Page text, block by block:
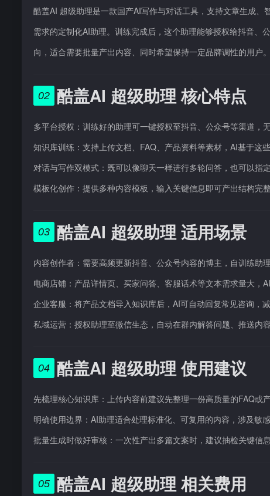
酷盖AI 超级助理是一款国产AI写作与对话工具，支持文章生成
需求的定制化AI助理。训练完成后，这个助理能够授权给抖音、
向，适合需要批量产出内容、同时希望保持一定品牌调性的用户。
02 酷盖AI 超级助理 核心特点
多平台授权：训练好的助理可一键授权至抖音、公众号等渠道，
知识库训练：支持上传文档、FAQ、产品资料等素材，AI基于这
对话与写作双模式：既可以像聊天一样进行多轮问答，也可以指
模板化创作：提供多种内容模板，输入关键信息即可产出结构完
03 酷盖AI 超级助理 适用场景
内容创作者：需要高频更新抖音、公众号内容的博主，自训练助
电商店铺：产品详情页、买家问答、客服话术等文本需求量大，
企业客服：将产品文档导入知识库后，AI可自动回复常见咨询，
私域运营：授权助理至微信生态，自动在群内解答问题、推送内
04 酷盖AI 超级助理 使用建议
先梳理核心知识库：上传内容前建议先整理一份高质量的FAQ或
明确使用边界：AI助理适合处理标准化、可复用的内容，涉及敏
批量生成时做好审核：一次性产出多篇文案时，建议抽检关键信
05 酷盖AI 超级助理 相关费用